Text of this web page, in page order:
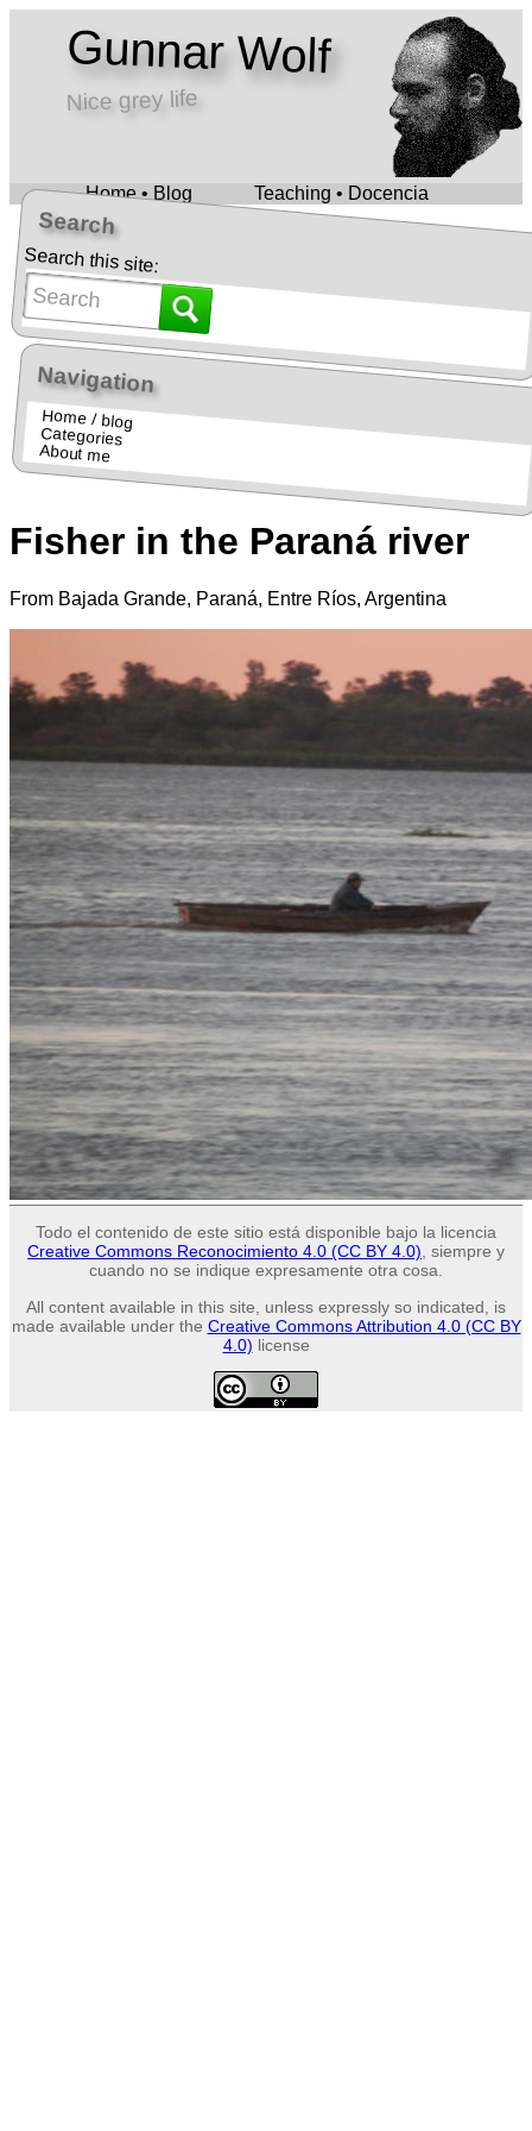
Gunnar Wolf
Nice grey life
Home • Blog Teaching • Docencia
Search
Search this site:
Navigation
Home / blog
Categories
About me
Fisher in the Paraná river
From Bajada Grande, Paraná, Entre Ríos, Argentina
Todo el contenido de este sitio está disponible bajo la licencia
Creative Commons Reconocimiento 4.0 (CC BY 4.0), siempre y
cuando no se indique expresamente otra cosa.
All content available in this site, unless expressly so indicated, is
made available under the Creative Commons Attribution 4.0 (CC BY
4.0) license